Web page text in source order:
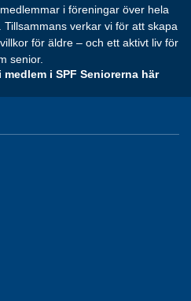
i föreningar över hela
Tillsammans verkar vi för att skapa
för äldre – och ett aktivt liv för
senior.
medlem i SPF Seniorerna här